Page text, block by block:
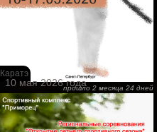
Каратэ
прошло 2 месяца 24 дней
10 мая 2026 года